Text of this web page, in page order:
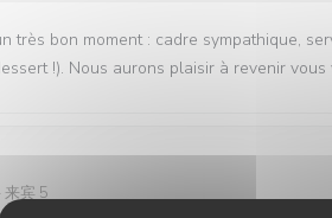
très bon moment : cadre sympathique,
!). Nous aurons plaisir à revenir vous
宾 5